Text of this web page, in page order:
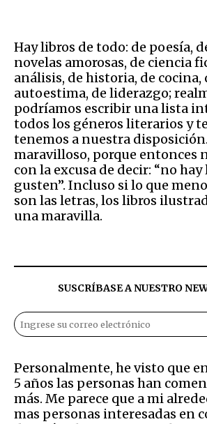
Hay libros de todo: de poesía,
novelas amorosas, de ciencia
análisis, de historia, de cocina,
autoestima, de liderazgo;
podríamos escribir una lista
todos los géneros literarios y
tenemos a nuestra disposición.
maravilloso, porque entonces
con la excusa de decir: “no
gusten”. Incluso si lo que
son las letras, los libros
una maravilla.
SUSCRÍBASE A NUESTRO
Personalmente, he visto que
5 años las personas han
más. Me parece que a mi
mas personas interesadas en